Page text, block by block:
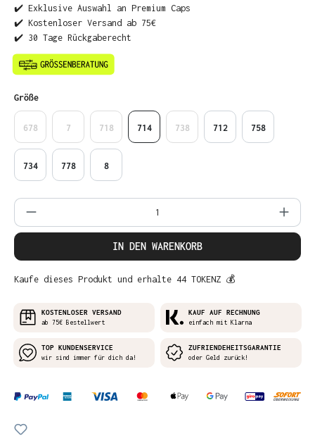
✔️ Exklusive Auswahl an Premium Caps
✔️ Kostenloser Versand ab 75€
✔️ 30 Tage Rückgaberecht
Größeauswählen
678 7 718 714 738 712 758
734 778 8
Produkt Anzahl: Gib den gewünschten
IN DEN WARENKORB
Kaufe dieses Produkt und erhalte 44 TOKENZ 💰
KOSTENLOSER VERSAND
ab 75€ Bestellwert
KAUF AUF RECHNUNG
einfach mit Klarna
TOP KUNDENSERVICE
wir sind immer für dich da!
ZUFRIENDEHEITSGARANTIE
oder Geld zurück!